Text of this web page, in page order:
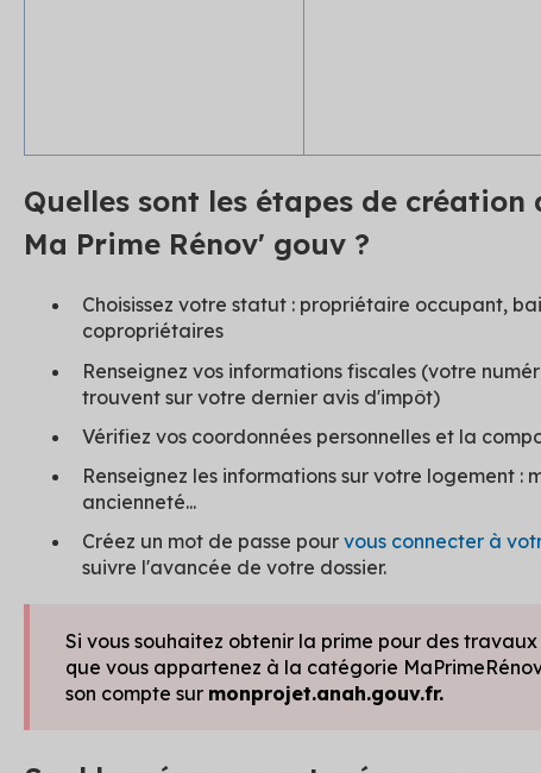
Quelles sont les étapes de
Ma Prime Rénov' gouv ?
Choisissez votre statut : propriétaire occupant,
copropriétaires
Renseignez vos informations fiscales (votre
trouvent sur votre dernier avis d'impôt)
Vérifiez vos coordonnées personnelles et la
Renseignez les informations sur votre logement :
ancienneté...
Créez un mot de passe pour vous connecter à
suivre l'avancée de votre dossier.
Si vous souhaitez obtenir la prime pour des
que vous appartenez à la catégorie
son compte sur monprojet.anah.gouv.fr.